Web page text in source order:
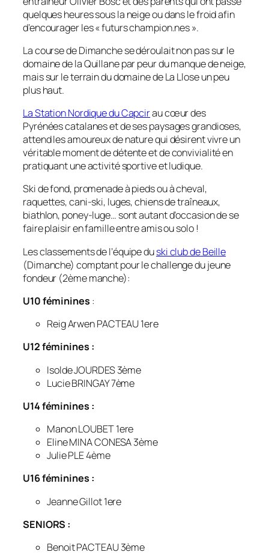
quelques heures sous la neige ou dans le froid afin
d’encourager les « futurs champion.nes ».
La course de Dimanche se déroulait non pas sur le
domaine de la Quillane par peur du manque de neige,
mais sur le terrain du domaine de La Llose un peu
plus haut.
La Station Nordique du Capcirau cœur des
Pyrénées catalanes et de ses paysages grandioses,
attend les amoureux de nature qui désirent vivre un
véritable moment de détente et de convivialité en
pratiquant une activité sportive et ludique.
Ski de fond, promenade à pieds ou à cheval,
raquettes, cani-ski, luges, chiens de traîneaux,
biathlon, poney-luge… sont autant d’occasion de se
faire plaisir en famille entre amis ou solo !
Les classements de l’équipe duski club de Beille
(Dimanche) comptant pour le challenge du jeune
fondeur (2ème manche):
U10 féminines :
Reig Arwen PACTEAU 1ere
U12 féminines :
Isolde JOURDES 3ème
Lucie BRINGAY 7ème
U14 féminines :
Manon LOUBET 1ere
Eline MINA CONESA 3ème
Julie PLE 4ème
U16 féminines :
Jeanne Gillot 1ere
SENIORS :
Benoit PACTEAU 3ème